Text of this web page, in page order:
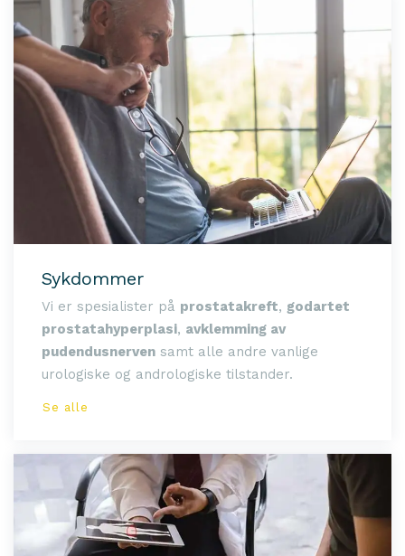
Sykdommer
Vi er spesialister på prostatakreft, godartet
prostatahyperplasi, avklemming av
pudendusnerven samt alle andre vanlige
urologiske og andrologiske tilstander.
Se alle